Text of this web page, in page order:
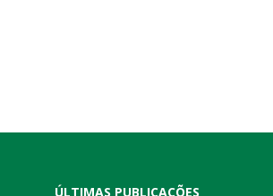
ÚLTIMAS PUBLICAÇÕES